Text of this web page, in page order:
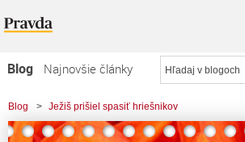
Blog
Najnovšie články
Najčítanejšie články
Najkomentovanejšie články
Blog > Ježiš prišiel spasiť hriešnikov